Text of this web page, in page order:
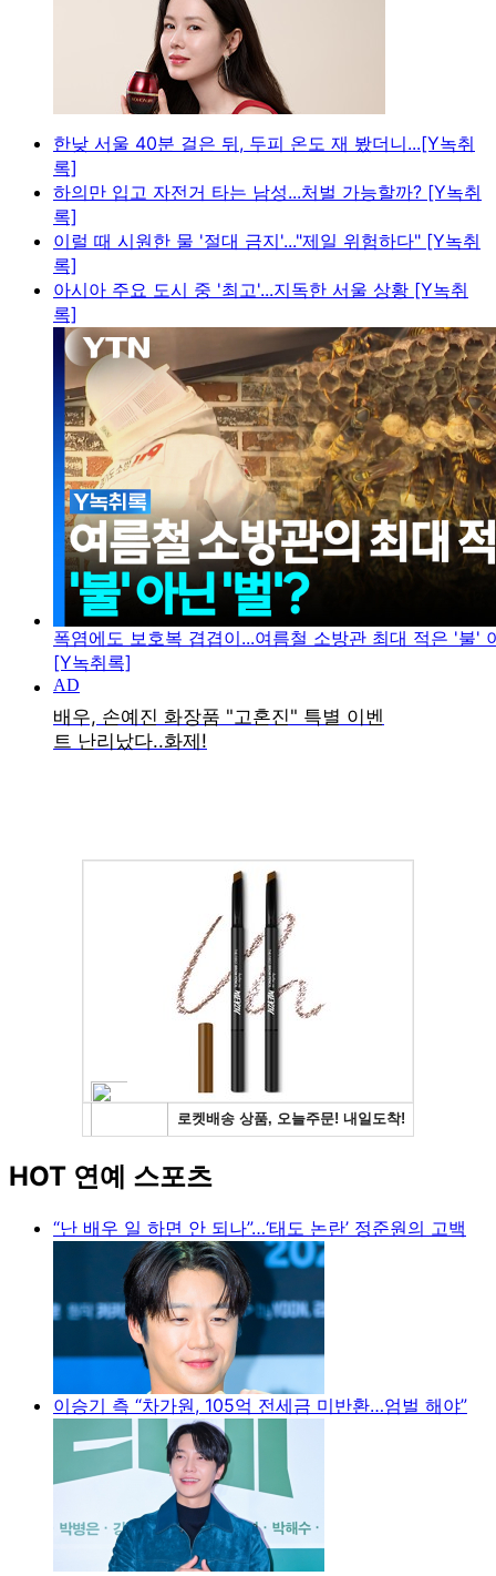
한낮 서울 40분 걸은 뒤, 두피 온도 재 봤더니...[Y녹취
록]
하의만 입고 자전거 타는 남성...처벌 가능할까? [Y녹취
록]
이럴 때 시원한 물 '절대 금지'..."제일 위험하다" [Y녹취
록]
아시아 주요 도시 중 '최고'...지독한 서울 상황 [Y녹취
록]
폭염에도 보호복 겹겹이...여름철 소방관 최대 적은 '불'
[Y녹취록]
HOT 연예 스포츠
“난 배우 일 하면 안 되나”…‘태도 논란’ 정준원의 고백
이승기 측 “차가원, 105억 전세금 미반환…엄벌 해야”